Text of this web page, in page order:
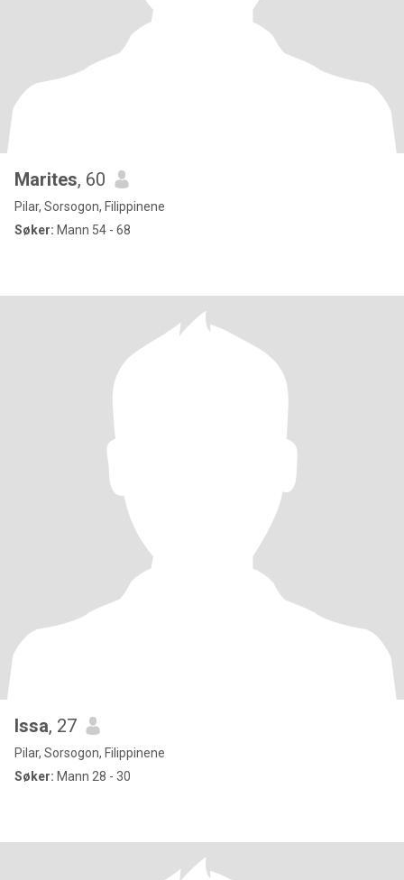
Marites, 60
Pilar, Sorsogon, Filippinene
Søker: Mann 54 - 68
Issa, 27
Pilar, Sorsogon, Filippinene
Søker: Mann 28 - 30